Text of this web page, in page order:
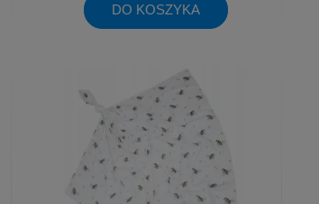
DO KOSZYKA